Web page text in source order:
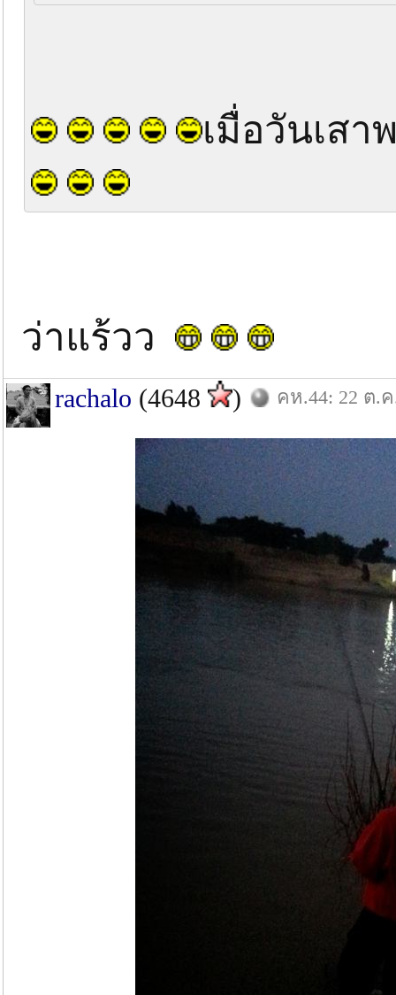
เมื่อวันเส
ว่าแร้วว
rachalo (4648 ) คห.44: 22 ต.